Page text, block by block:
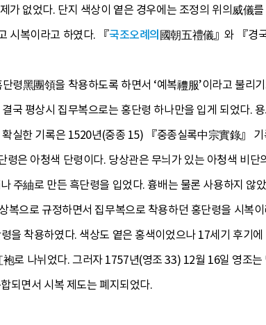
가 없었다. 단지 색상이 옅은 경우에는 조정의 위의威儀
시복이라고 하였다. 『국조오례의國朝五禮儀』와 『경
령黑團領을 착용하도록 하면서 ‘예복禮服’이라고 불리
국 평상시 집무복으로는 홍단령 하나만을 입게 되었다.
실한 기록은 1520년(중종 15) 『중종실록中宗實錄』
은 아청색 단령이다. 당상관은 무늬가 있는 아청색 비
주紬로 만든 흑단령을 입었다. 흉배는 물론 사용하지 않
으로 규정하면서 집무복으로 착용하던 홍단령을 시복
을 착용하였다. 색상도 옅은 홍색이었으나 17세기 후기
로 나뉘었다. 그러자 1757년(영조 33) 12월 16일 영조
되면서 시복 제도는 폐지되었다.